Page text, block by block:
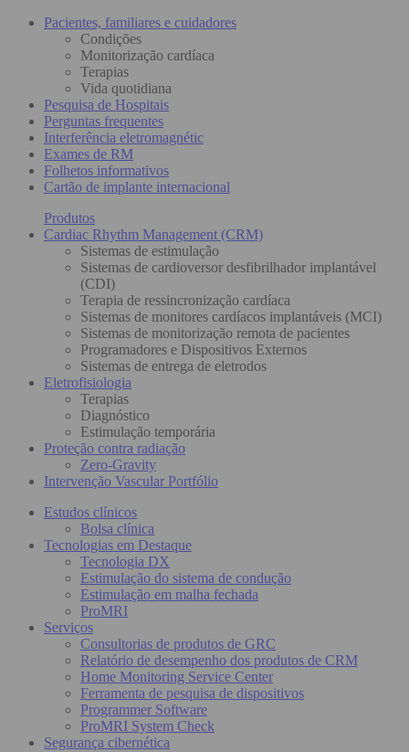
Pacientes, familiares e cuidadores
Condições
Monitorização cardíaca
Terapias
Vida quotidiana
Pesquisa de Hospitais
Perguntas frequentes
Interferência eletromagnétic
Exames de RM
Folhetos informativos
Cartão de implante internacional
Produtos
Cardiac Rhythm Management (CRM)
Sistemas de estimulação
Sistemas de cardioversor desfibrilhador implantável
(CDI)
Terapia de ressincronização cardíaca
Sistemas de monitores cardíacos implantáveis (MCI)
Sistemas de monitorização remota de pacientes
Programadores e Dispositivos Externos
Sistemas de entrega de eletrodos
Eletrofisiologia
Terapias
Diagnóstico
Estimulação temporária
Proteção contra radiação
Zero-Gravity
Intervenção Vascular Portfólio
Estudos clínicos
Bolsa clínica
Tecnologias em Destaque
Tecnologia DX
Estimulação do sistema de condução
Estimulação em malha fechada
ProMRI
Serviços
Consultorias de produtos de GRC
Relatório de desempenho dos produtos de CRM
Home Monitoring Service Center
Ferramenta de pesquisa de dispositivos
Programmer Software
ProMRI System Check
Segurança cibernética